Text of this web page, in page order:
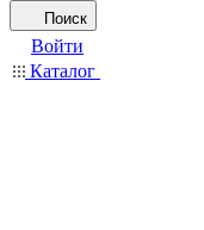
Поиск
Войти
Каталог